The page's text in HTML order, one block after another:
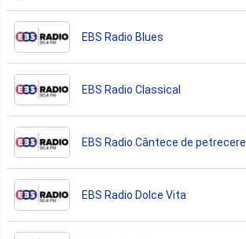
EBS Radio Blues
EBS Radio Classical
EBS Radio Cântece de petrecere
EBS Radio Dolce Vita